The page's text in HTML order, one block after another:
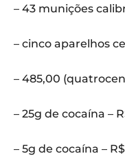
– 43 munições
– cinco aparelhos
– 485,00
– 25g de cocaína –
– 5g de cocaína –